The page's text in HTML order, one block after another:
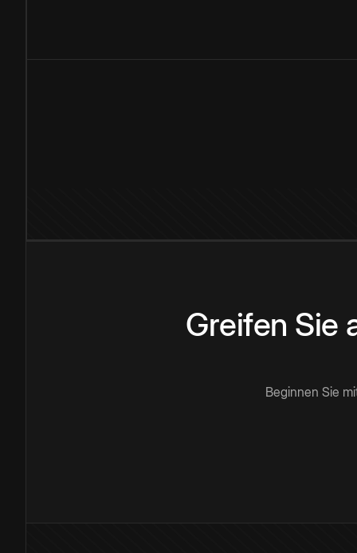
Greifen Sie
Beginnen Sie